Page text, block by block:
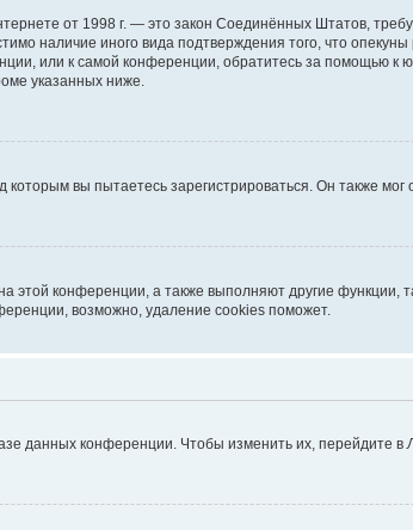
от 1998 г. — это закон Соединённых Штатов,
наличие иного вида подтверждения того, что
или к самой конференции, обратитесь за помощью к
указанных ниже.
вы пытаетесь зарегистрироваться. Он также
конференции, а также выполняют другие функции,
возможно, удаление cookies поможет.
данных конференции. Чтобы изменить их, перейдите в